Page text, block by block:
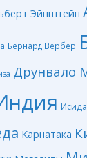
Эйнштейн
Бернард Вербер
Друнвало
Исида
Карнатака